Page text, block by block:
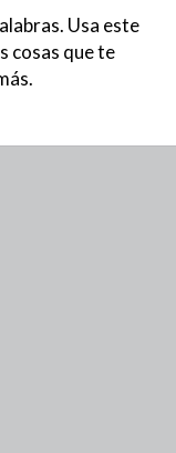
Usa este
cosas que te